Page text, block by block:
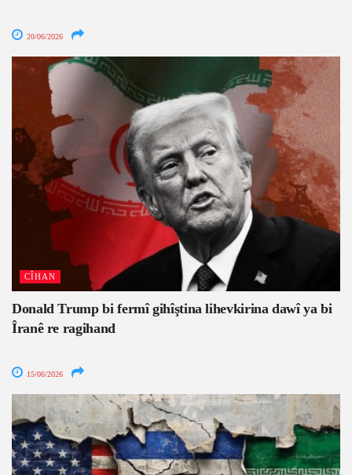
20/06/2026
CÎHAN
Donald Trump bi fermî gihîştina lihevkirina dawî ya bi
Îranê re ragihand
15/06/2026